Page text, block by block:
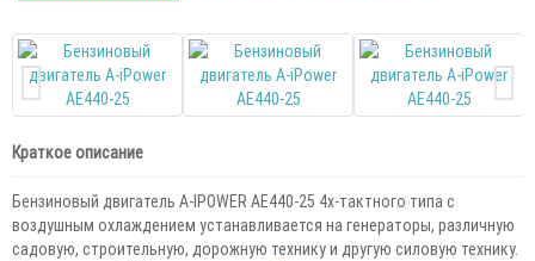
Краткое описание
Бензиновый двигатель A-IPOWER AE440-25 4х-тактного типа с
воздушным охлаждением устанавливается на генераторы, различную
садовую, строительную, дорожную технику и другую силовую технику.